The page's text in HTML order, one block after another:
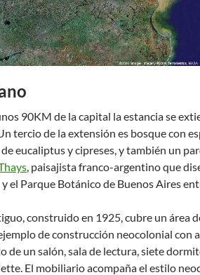
90KM de la capital la estancia se
tercio de la extensión es bosque con
eucaliptus y cipreses, y también un
, paisajista franco-argentino que
el Parque Botánico de Buenos Aires
construido en 1925, cubre un área
de construcción neocolonial con
de un salón, sala de lectura, siete
El mobiliario acompaña el estilo